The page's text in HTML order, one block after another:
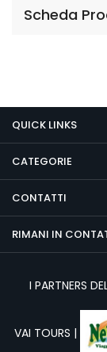
Scheda
QUICK LINKS
CATEGORIE
CONTATTI
RIMANI IN
I PARTNERS
VAI TOURS |